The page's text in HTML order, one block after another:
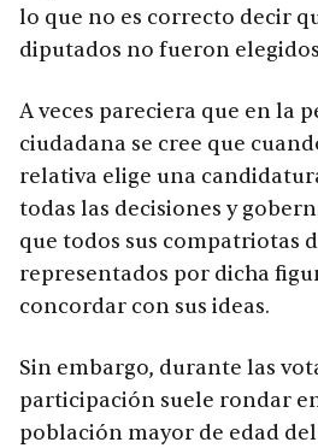
lo que no es correcto decir
diputados no fueron
A veces pareciera que en la
ciudadana se cree que
relativa elige una
todas las decisiones y
que todos sus compatriotas
representados por dicha
concordar con sus ideas.
Sin embargo, durante las
participación suele rondar
población mayor de edad